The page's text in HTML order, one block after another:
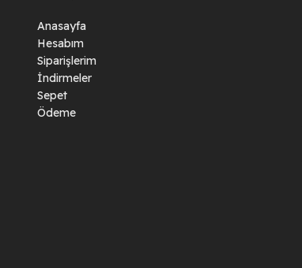
Anasayfa
Hesabım
Siparişlerim
İndirmeler
Sepet
Ödeme